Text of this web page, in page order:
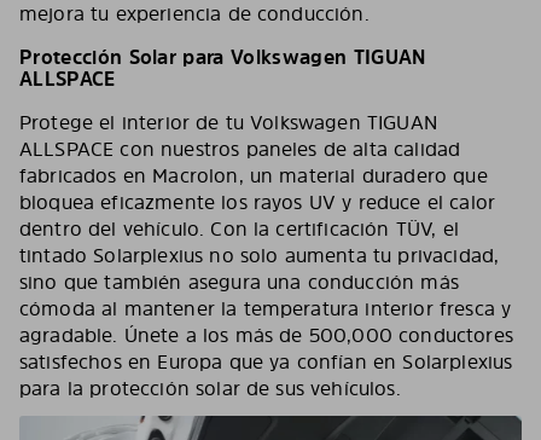
mejora tu experiencia de conducción.
Protección Solar para Volkswagen TIGUAN
ALLSPACE
Protege el interior de tu Volkswagen TIGUAN
ALLSPACE con nuestros paneles de alta calidad
fabricados en Macrolon, un material duradero que
bloquea eficazmente los rayos UV y reduce el calor
dentro del vehículo. Con la certificación TÜV, el
tintado Solarplexius no solo aumenta tu privacidad,
sino que también asegura una conducción más
cómoda al mantener la temperatura interior fresca y
agradable. Únete a los más de 500,000 conductores
satisfechos en Europa que ya confían en Solarplexius
para la protección solar de sus vehículos.